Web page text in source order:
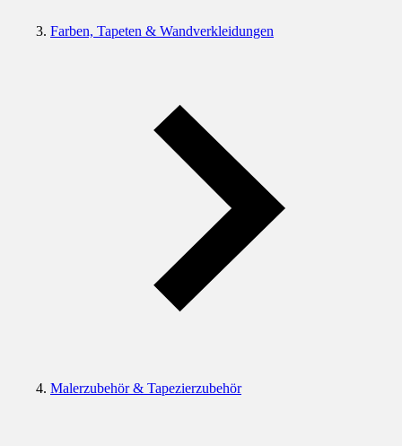
Farben, Tapeten & Wandverkleidungen
Malerzubehör & Tapezierzubehör